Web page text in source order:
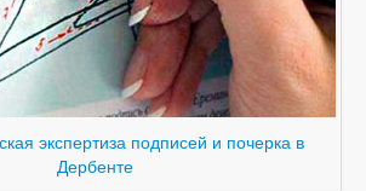
экспертиза подписей и почерка в
Дербенте